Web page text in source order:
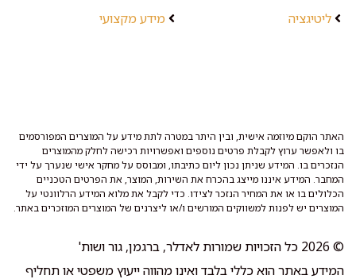
ליטיגציה
מידע מקצועי
האתר הוקם מיוזמה אישית, ובין היתר במטרה לתת מידע על המוצרים המפורסמים
בו ולאפשר ערוץ לקבלת פרטים נוספים ואפשרויות רכישה לחלק מהמוצרים
הנזכרים בו. המידע שניתן נכון ליום כתיבתו, ומבוסס על מחקר אישי שנערך על ידי
המחבר. המידע איננו מייצג בהכרח את השירות, המוצר, את הפרטים הטכניים
הכלולים בו או את המחיר הנזכר לצידו. כדי לקבל את מלוא המידע הרלוונטי על
המוצרים יש לפנות למשווקים המורשים ו/או ליצרנים של המוצרים המוזכרים באתר.
© 2026 כל הזכויות שמורות לאדלר, ברגמן, גור ושות'
המידע באתר הוא כללי בלבד ואינו מהווה ייעוץ משפטי או תחליף